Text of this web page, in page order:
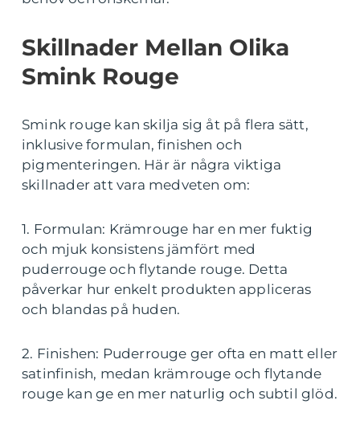
Skillnader Mellan Olika
Smink Rouge
Smink rouge kan skilja sig åt på flera sätt,
inklusive formulan, finishen och
pigmenteringen. Här är några viktiga
skillnader att vara medveten om:
1. Formulan: Krämrouge har en mer fuktig
och mjuk konsistens jämfört med
puderrouge och flytande rouge. Detta
påverkar hur enkelt produkten appliceras
och blandas på huden.
2. Finishen: Puderrouge ger ofta en matt eller
satinfinish, medan krämrouge och flytande
rouge kan ge en mer naturlig och subtil glöd.